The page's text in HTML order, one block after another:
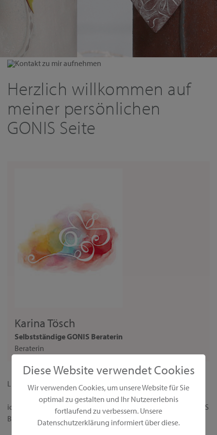
Diese Website verwendet Cookies
Wir verwenden Cookies, um unsere Website für Sie
optimal zu gestalten und Ihr Nutzererlebnis
fortlaufend zu verbessern. Unsere
Datenschutzerklärung informiert über diese.
Kontakt zu mir aufnehmen
Herzlich willkommen auf
meiner persönlichen
GONIS Seite
Karina Tösch
Selbstständige GONIS Beraterin
Beraterin
Liebe Interessentin,
ich begrüße dich ganz herzlich auf meiner persönlichen GONIS
Beraterseite!